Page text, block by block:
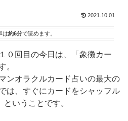
2021.10.01
は約6分で読めます。
０回目の今日は、「象徴カー
。
ンオラクルカード占いの最大の
は、すぐにカードをシャッフル
いうことです。